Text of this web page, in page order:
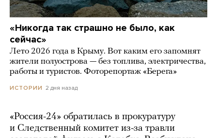
«Никогда так страшно не было, как
сейчас»
Лето 2026 года в Крыму. Вот каким его запомнят
жители полуострова — без топлива, электричества,
работы и туристов. Фоторепортаж «Берега»
ИСТОРИИ 2 дня назад
«Россия-24» обратилась в прокуратуру
и Следственный комитет из-за травли